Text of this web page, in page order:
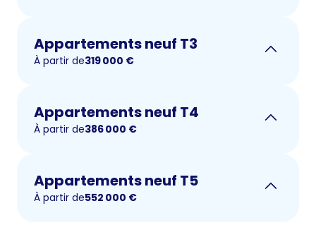
Appartements neuf T3
À partir de319 000 €
Appartements neuf T4
À partir de386 000 €
Appartements neuf T5
À partir de552 000 €